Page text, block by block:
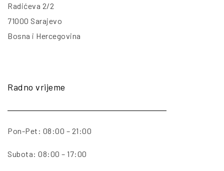
Radićeva 2/2
71000 Sarajevo
Bosna i Hercegovina
Radno vrijeme
Pon-Pet: 08:00 – 21:00
Subota: 08:00 – 17:00